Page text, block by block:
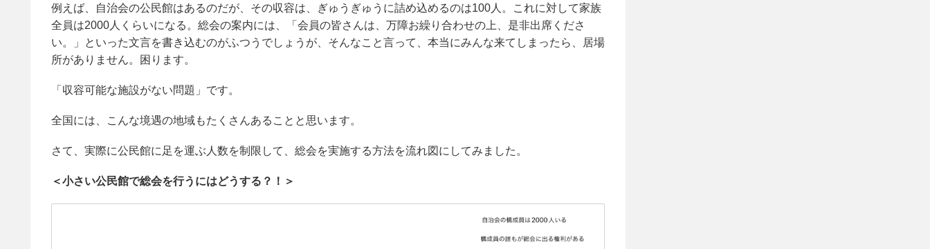
例えば、自治会の公民館はあるのだが、その収容は、ぎゅうぎゅうに詰め込めるのは100人。これに対して家族
全員は2000人くらいになる。総会の案内には、「会員の皆さんは、万障お繰り合わせの上、是非出席くださ
い。」といった文言を書き込むのがふつうでしょうが、そんなこと言って、本当にみんな来てしまったら、居場
所がありません。困ります。
「収容可能な施設がない問題」です。
全国には、こんな境遇の地域もたくさんあることと思います。
さて、実際に公民館に足を運ぶ人数を制限して、総会を実施する方法を流れ図にしてみました。
＜小さい公民館で総会を行うにはどうする？！＞